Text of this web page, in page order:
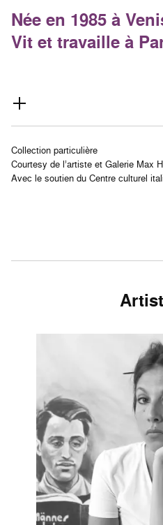
Née en 1985 à
Vit et travaille à
Collection particulière
Courtesy de l’artiste et Galerie Max
Avec le soutien du Centre culturel